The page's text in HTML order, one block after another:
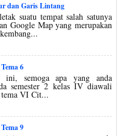
dan Garis Lintang
suatu tempat salah satunya
Google Map yang merupakan
6
semoga apa yang anda
semester 2 kelas IV diawali
tema VI Cit...
9